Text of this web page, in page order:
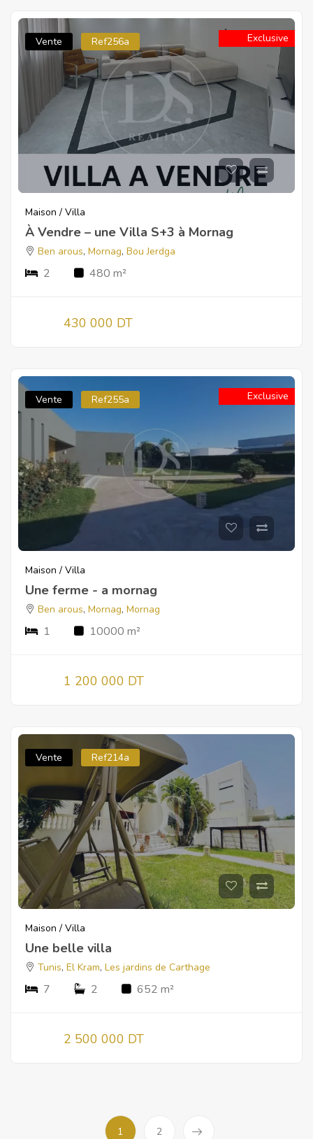
Vente Ref256a Exclusive
Maison / Villa
À Vendre – une Villa S+3 à Mornag
Ben arous, Mornag, Bou Jerdga
2 480 m²
430 000 DT
Vente Ref255a Exclusive
Maison / Villa
Une ferme - a mornag
Ben arous, Mornag, Mornag
1 10000 m²
1 200 000 DT
Vente Ref214a
Maison / Villa
Une belle villa
Tunis, El Kram, Les jardins de Carthage
7 2 652 m²
2 500 000 DT
1 2